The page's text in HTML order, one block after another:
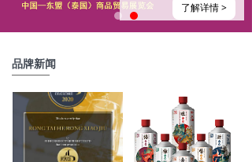
了解详情 >
品牌新闻